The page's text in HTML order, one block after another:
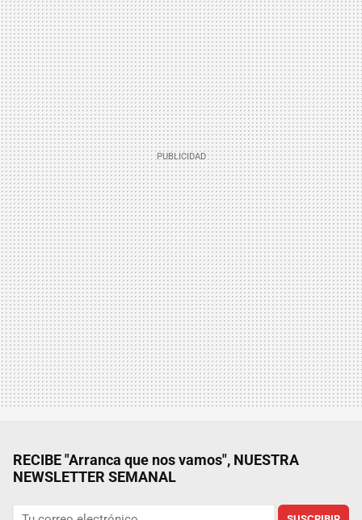
RECIBE "Arranca que nos vamos", NUESTRA
NEWSLETTER SEMANAL